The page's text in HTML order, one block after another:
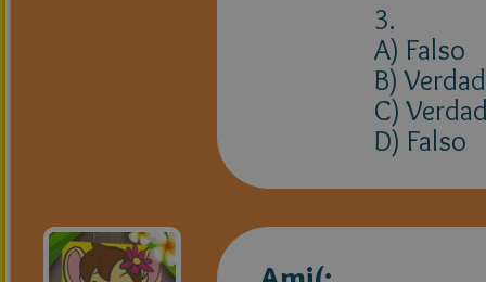
3.
A) Falso
B)
C)
D) Falso